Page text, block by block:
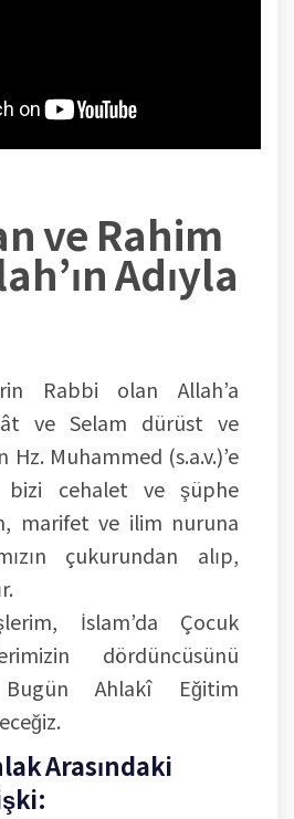
ve Rahim
Adıyla
Rabbi olan Allah’a
ve Selam dürüst ve
Muhammed (s.a.v.)’e
bizi cehalet ve şüphe
marifet ve ilim nuruna
çukurundan alıp,
İslam’da Çocuk
dördüncüsünü
Bugün Ahlakî Eğitim
Arasındaki